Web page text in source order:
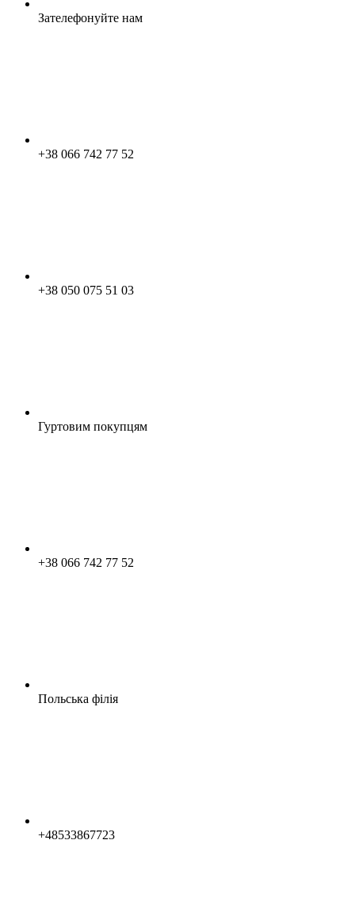
Зателефонуйте нам
+38 066 742 77 52
+38 050 075 51 03
Гуртовим покупцям
+38 066 742 77 52
Польська філія
+48533867723